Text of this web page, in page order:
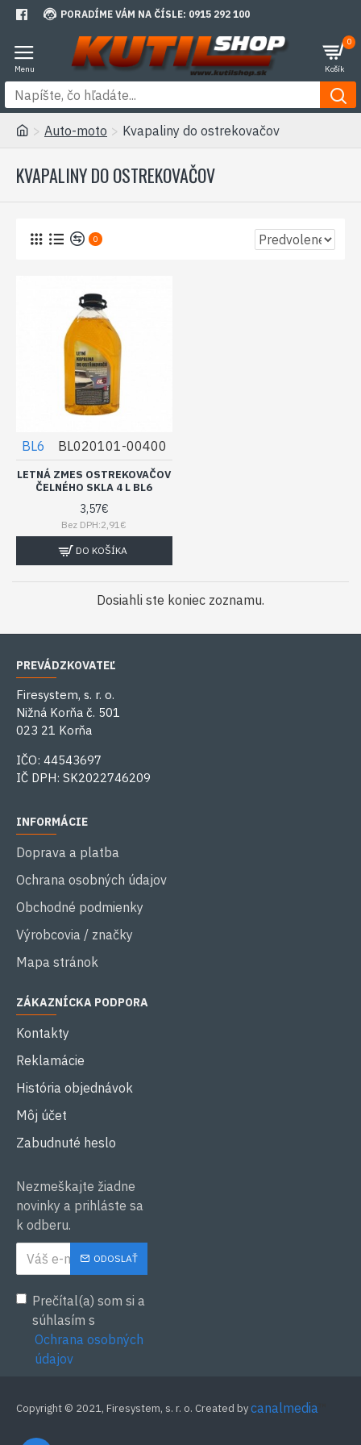
PORADÍME VÁM NA ČÍSLE: 0915 292 100
0
Auto-moto Kvapaliny do ostrekovačov
KVAPALINY DO OSTREKOVAČOV
0
BL6 BL020101-00400
LETNÁ ZMES OSTREKOVAČOV
ČELNÉHO SKLA 4 L BL6
3,57€
Bez DPH:2,91€
DO KOŠÍKA
Dosiahli ste koniec zoznamu.
PREVÁDZKOVATEĽ
Firesystem, s. r. o.
Nižná Korňa č. 501
023 21 Korňa
IČO: 44543697
IČ DPH: SK2022746209
INFORMÁCIE
Doprava a platba
Ochrana osobných údajov
Obchodné podmienky
Výrobcovia / značky
Mapa stránok
ZÁKAZNÍCKA PODPORA
Kontakty
Reklamácie
História objednávok
Môj účet
Zabudnuté heslo
Nezmeškajte žiadne
novinky a prihláste sa
k odberu.
ODOSLAŤ
Prečítal(a) som si a
súhlasím s
Ochrana osobných
údajov
Copyright © 2021, Firesystem, s. r. o. Created bycanalmedia